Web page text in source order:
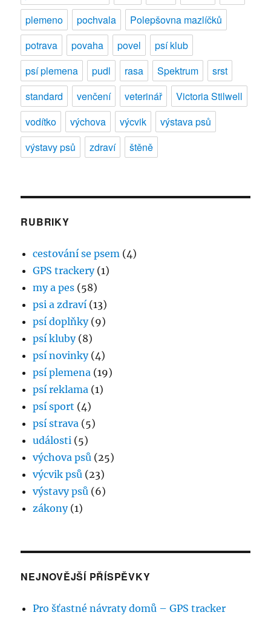
plemeno
pochvala
Polepšovna mazlíčků
potrava
povaha povel
psí klub
psí plemena
pudl rasa Spektrum
srst
standard
venčení veterinář
Victoria Stilwell
vodítko
výchova výcvik
výstava psů
výstavy psů
zdraví štěně
RUBRIKY
cestování se psem (4)
GPS trackery(1)
my a pes (58)
psi a zdraví (13)
psí doplňky(9)
psí kluby(8)
psí novinky(4)
psí plemena (19)
psí reklama (1)
psí sport (4)
psí strava (5)
události (5)
výchova psů (25)
výcvik psů (23)
výstavy psů (6)
zákony(1)
NEJNOVĚJŠÍ PŘÍSPĚVKY
Pro šťastné návraty domů – GPS tracker